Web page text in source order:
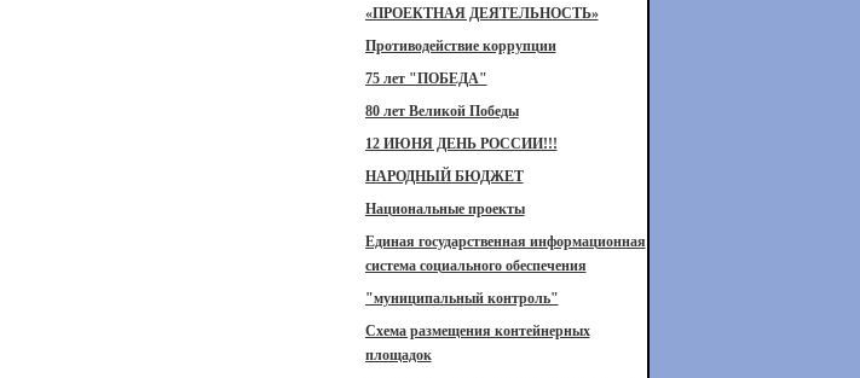
«ПРОЕКТНАЯ ДЕЯТЕЛЬНОСТЬ»
Противодействие коррупции
75 лет "ПОБЕДА"
80 лет Великой Победы
12 ИЮНЯ ДЕНЬ РОССИИ!!!
НАРОДНЫЙ БЮДЖЕТ
Национальные проекты
Единая государственная информационная
система социального обеспечения
"муниципальный контроль"
Схема размещения контейнерных
площадок